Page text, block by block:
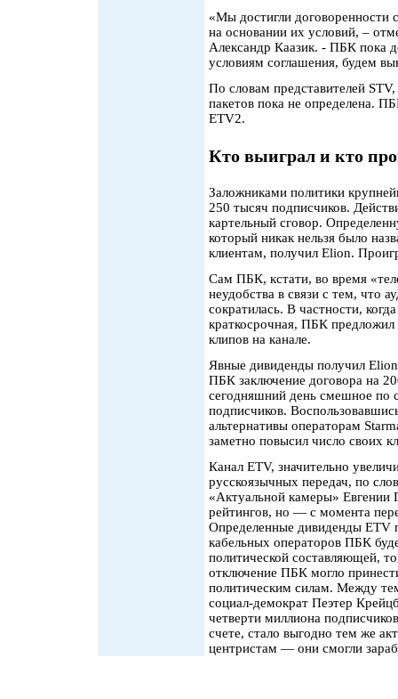
«Мы достигли договоренности
на основании их условий, –
Александр Каазик. - ПБК пока
условиям соглашения, будем
По словам представителей
пакетов пока не определена.
ETV2.
Кто выиграл и кто
Заложниками политики
250 тысяч подписчиков.
картельный сговор.
который никак нельзя было
клиентам, получил Elion.
Сам ПБК, кстати, во время
неудобства в связи с тем, что
сократилась. В частности,
краткосрочная, ПБК
клипов на канале.
Явные дивиденды получил
ПБК заключение договора на
сегодняшний день смешное по
подписчиков.
альтернативы операторам
заметно повысил число своих
Канал ETV, значительно
русскоязычных передач, по
«Актуальной камеры» Евгении
рейтингов, но — с момента
Определенные дивиденды ETV
кабельных операторов ПБК
политической составляющей,
отключение ПБК могло
политическим силам. Между
социал-демократ Пеэтер
четверти миллиона
счете, стало выгодно тем же
центристам — они смогли